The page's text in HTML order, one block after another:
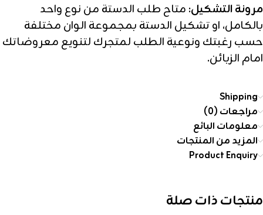
مرونة التشكيل: متاح طلب الدستة من نوع واحد
بالكامل، او تشكيل الدستة بمجموعة الوان مختلفة
حسب رغبتك ونوعية الطلب لمتجرك لتنويع معروضاتك
امام الزبائن.
Shipping
مراجعات (0)
معلومات البائع
المزيد من المنتجات
Product Enquiry
منتجات ذات صلة